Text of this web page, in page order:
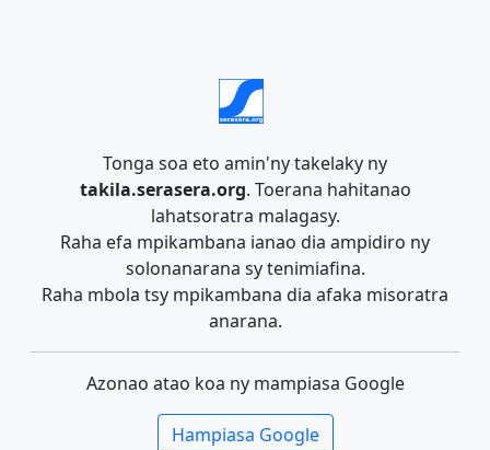
Tonga soa eto amin'ny takelaky ny
takila.serasera.org. Toerana hahitanao
lahatsoratra malagasy.
Raha efa mpikambana ianao dia ampidiro ny
solonanarana sy tenimiafina.
Raha mbola tsy mpikambana dia afaka misoratra
anarana.
Azonao atao koa ny mampiasa Google
Hampiasa Google